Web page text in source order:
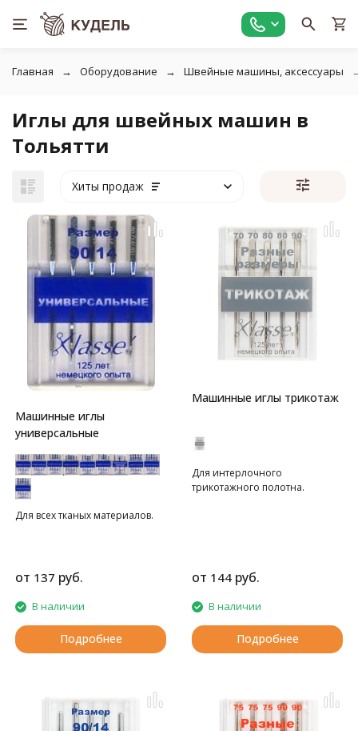
Главная Оборудование Швейные машины, аксессуары
Иглы для швейных машин в
Тольятти
Хиты продаж
Машинные иглы
универсальные
Для всех тканых материалов.
от 137 руб.
В наличии
Подробнее
Машинные иглы трикотаж
Для интерлочного
трикотажного полотна.
от 144 руб.
В наличии
Подробнее